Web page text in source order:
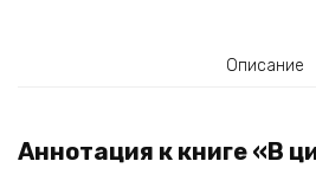
Описание
Аннотация к книге «В